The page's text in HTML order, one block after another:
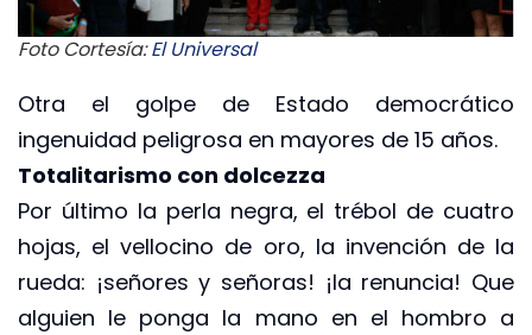
Foto Cortesía:El Universal
Otra el golpe de Estado democrático
ingenuidad peligrosa en mayores de 15 años.
Totalitarismo con dolcezza
Por último la perla negra, el trébol de cuatro
hojas, el vellocino de oro, la invención de la
rueda: ¡señores y señoras! ¡la renuncia! Que
alguien le ponga la mano en el hombro a